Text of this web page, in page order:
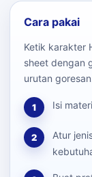
Cara pakai
Ketik karakter
sheet dengan
urutan
1 Isi
2
Atur